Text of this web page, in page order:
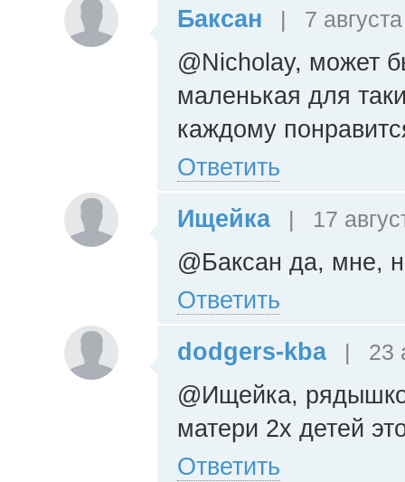
Баксан
| 7
@Nicholay, может
маленькая для
каждому
Ответить
Ищейка
| 17
@Баксан да, мне,
Ответить
dodgers-kba
| 23
@Ищейка,
матери 2х детей
Ответить